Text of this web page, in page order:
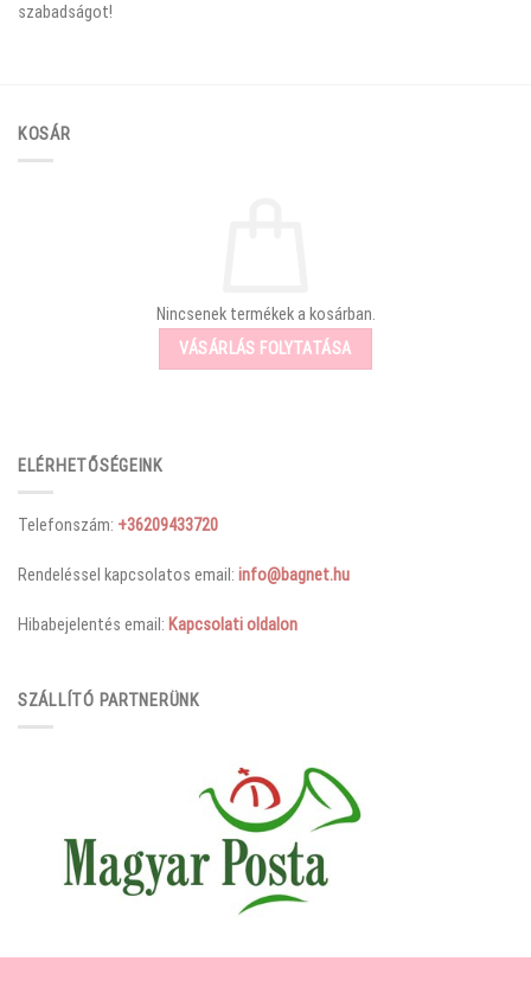
szabadságot!
KOSÁR
Nincsenek termékek a kosárban.
VÁSÁRLÁS FOLYTATÁSA
ELÉRHETŐSÉGEINK
Telefonszám: +36209433720
Rendeléssel kapcsolatos email: info@bagnet.hu
Hibabejelentés email: Kapcsolati oldalon
SZÁLLÍTÓ PARTNERÜNK